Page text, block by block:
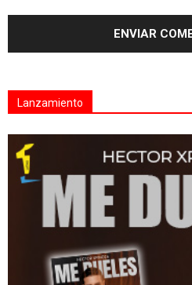
Lanzamiento